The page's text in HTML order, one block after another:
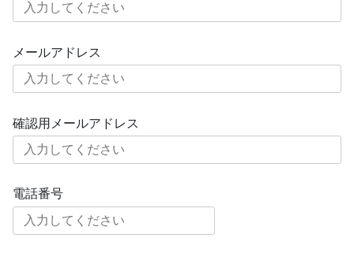
メールアドレス
確認用メールアドレス
電話番号